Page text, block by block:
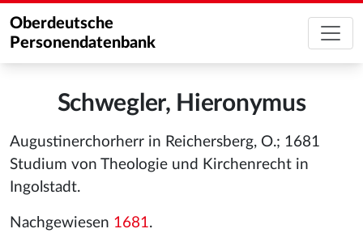
Oberdeutsche
Personendatenbank
Schwegler, Hieronymus
Augustinerchorherr in Reichersberg, O.; 1681
Studium von Theologie und Kirchenrecht in
Ingolstadt.
Nachgewiesen 1681.